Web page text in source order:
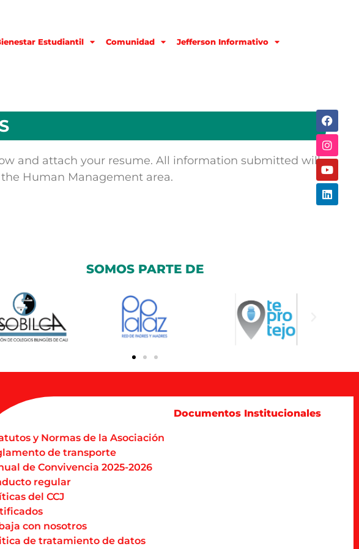
Estudiantil Comunidad Jefferson Informativo
and attach your resume. All information submitted will
Human Management area.
SOMOS PARTE DE
Documentos Institucionales
y Normas de la Asociación
de transporte
de Convivencia 2025-2026
regular
del CCJ
con nosotros
de tratamiento de datos